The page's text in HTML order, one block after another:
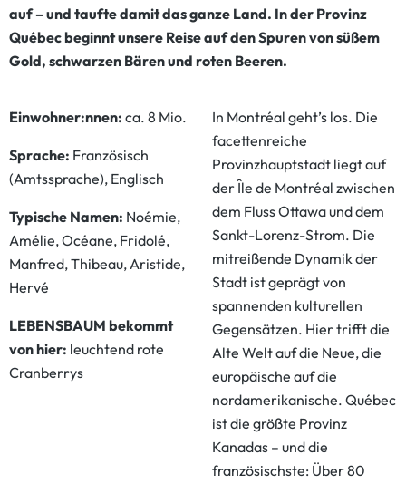
auf – und taufte damit das ganze Land. In der Provinz
Québec beginnt unsere Reise auf den Spuren von süßem
Gold, schwarzen Bären und roten Beeren.
Einwohner:nnen: ca. 8 Mio.
Sprache: Französisch
(Amtssprache), Englisch
Typische Namen: Noémie,
Amélie, Océane, Fridolé,
Manfred, Thibeau, Aristide,
Hervé
LEBENSBAUM bekommt
von hier: leuchtend rote
Cranberrys
In Montréal geht’s los. Die
facettenreiche
Provinzhauptstadt liegt auf
der Île de Montréal zwischen
dem Fluss Ottawa und dem
Sankt-Lorenz-Strom. Die
mitreißende Dynamik der
Stadt ist geprägt von
spannenden kulturellen
Gegensätzen. Hier trifft die
Alte Welt auf die Neue, die
europäische auf die
nordamerikanische. Québec
ist die größte Provinz
Kanadas – und die
französischste: Über 80